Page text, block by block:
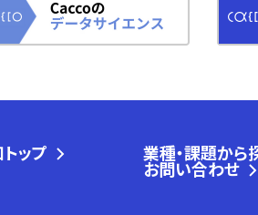
ップ 業種・課題から
お問い合わせ